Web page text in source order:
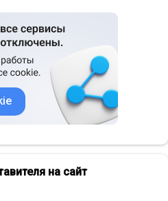
на сайт